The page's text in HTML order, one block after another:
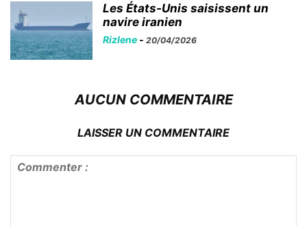
Les États-Unis saisissent un
navire iranien
Rizlene - 20/04/2026
AUCUN COMMENTAIRE
LAISSER UN COMMENTAIRE